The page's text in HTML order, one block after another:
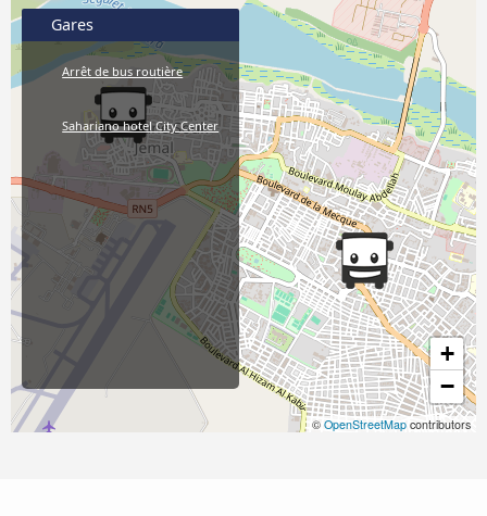
+
−
© OpenStreetMap contributors
Gares
Arrêt de bus routière
Sahariano hotel City Center